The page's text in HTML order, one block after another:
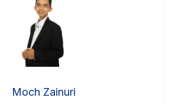
Moch Zainuri